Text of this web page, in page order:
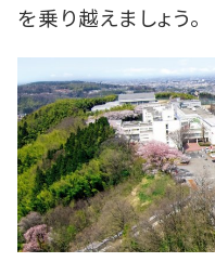
を乗り越えましょう。